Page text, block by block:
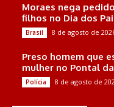
Moraes nega
filhos no Dia dos
Brasil 8 de agosto de
Preso homem que
mulher no Pontal
Polícia 8 de agosto de